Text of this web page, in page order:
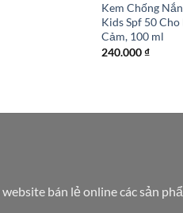
Kem Chống
Kids Spf 50 Cho
Cảm, 100 ml
240.000₫
bán lẻ online các sản